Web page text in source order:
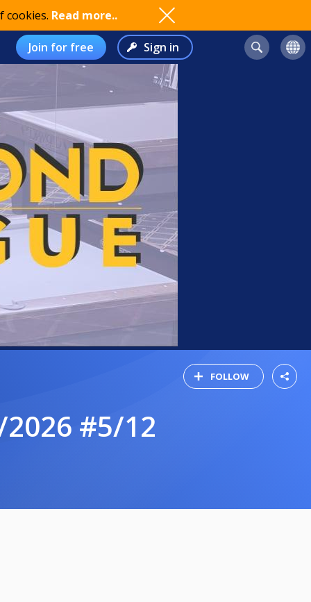
cookies. Read more..
Join for free Sign in
FOLLOW
2026 #5/12